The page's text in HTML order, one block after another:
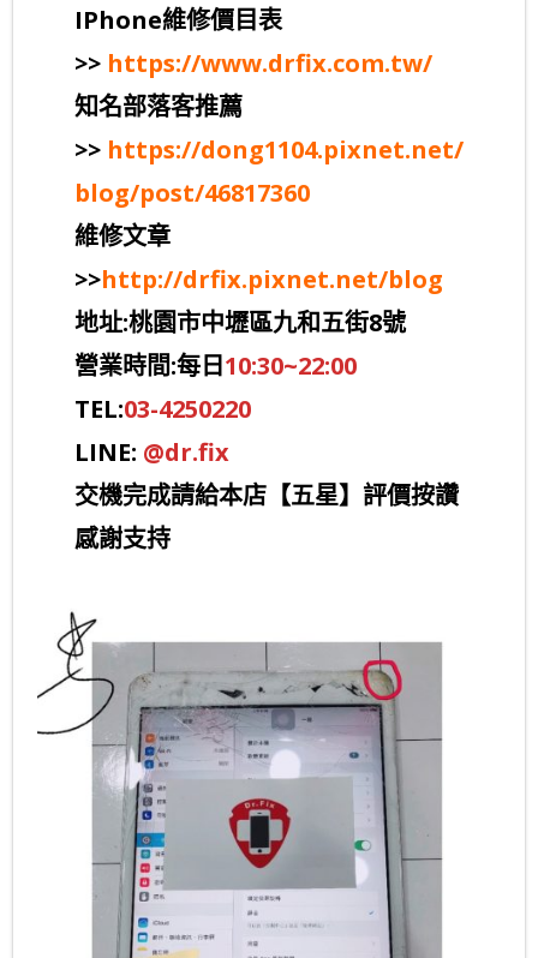
IPhone維修價目表
>> https://www.drfix.com.tw/
知名部落客推薦
>> https://dong1104.pixnet.net/
blog/post/46817360
維修文章
>>http://drfix.pixnet.net/blog
地址:桃園市中壢區九和五街8號
營業時間:每日10:30~22:00
TEL:03-4250220
LINE: @dr.fix
交機完成請給本店【五星】評價按讚
感謝支持